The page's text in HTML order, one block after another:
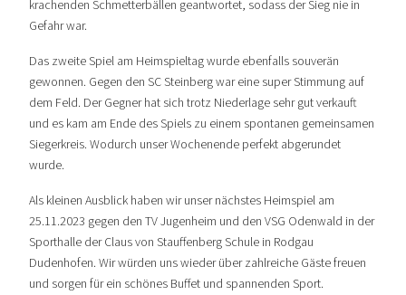
krachenden Schmetterbällen geantwortet, sodass der Sieg nie in
Gefahr war.
Das zweite Spiel am Heimspieltag wurde ebenfalls souverän
gewonnen. Gegen den SC Steinberg war eine super Stimmung auf
dem Feld. Der Gegner hat sich trotz Niederlage sehr gut verkauft
und es kam am Ende des Spiels zu einem spontanen gemeinsamen
Siegerkreis. Wodurch unser Wochenende perfekt abgerundet
wurde.
Als kleinen Ausblick haben wir unser nächstes Heimspiel am
25.11.2023 gegen den TV Jugenheim und den VSG Odenwald in der
Sporthalle der Claus von Stauffenberg Schule in Rodgau
Dudenhofen. Wir würden uns wieder über zahlreiche Gäste freuen
und sorgen für ein schönes Buffet und spannenden Sport.